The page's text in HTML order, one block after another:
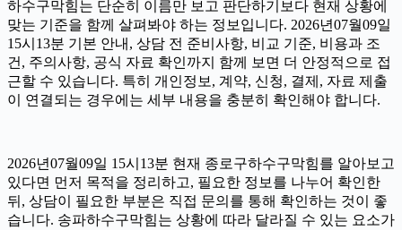
하수구막힘는 단순히 이름만 보고 판단하기보다 현재 상황에
맞는 기준을 함께 살펴봐야 하는 정보입니다. 2026년07월09일
15시13분 기본 안내, 상담 전 준비사항, 비교 기준, 비용과 조
건, 주의사항, 공식 자료 확인까지 함께 보면 더 안정적으로 접
근할 수 있습니다. 특히 개인정보, 계약, 신청, 결제, 자료 제출
이 연결되는 경우에는 세부 내용을 충분히 확인해야 합니다.
2026년07월09일 15시13분 현재 종로구하수구막힘를 알아보고
있다면 먼저 목적을 정리하고, 필요한 정보를 나누어 확인한
뒤, 상담이 필요한 부분은 직접 문의를 통해 확인하는 것이 좋
습니다. 송파하수구막힘는 상황에 따라 달라질 수 있는 요소가